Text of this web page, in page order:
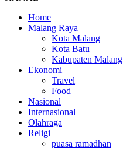
Home
Malang Raya
Kota Malang
Kota Batu
Kabupaten Malang
Ekonomi
Travel
Food
Nasional
Internasional
Olahraga
Religi
puasa ramadhan